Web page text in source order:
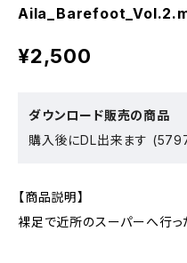
¥2,500
ダウンロード販売の商品
購入後にDL出来ます
【商品説明】
裸足で近所のスーパーへ行っ